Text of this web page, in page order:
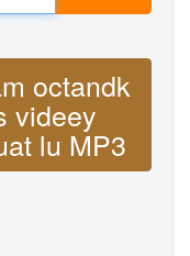
octandk
videey
lu MP3